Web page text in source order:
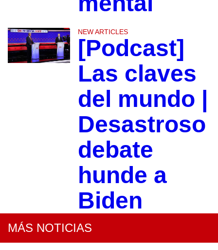
NEW ARTICLES
[Podcast]
Las claves
del mundo |
Desastroso
debate
hunde a
Biden
MÁS NOTICIAS